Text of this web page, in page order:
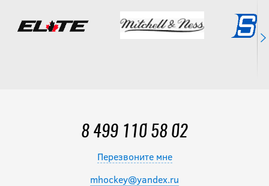
8 499 110 58 02
Перезвоните мне
mhockey@yandex.ru